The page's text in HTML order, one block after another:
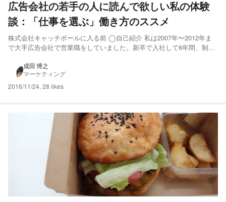
広告会社の若手の人に読んで欲しい私の体験
談：「仕事を選ぶ」働き方のススメ
株式会社キャッチボールに入る前 ◯自己紹介 私は2007年〜2012年ま
で大手広告会社で営業職をしていました。新卒で入社して6年間、制作
成田 博之
マーケティング
2016/11/24, 28 likes